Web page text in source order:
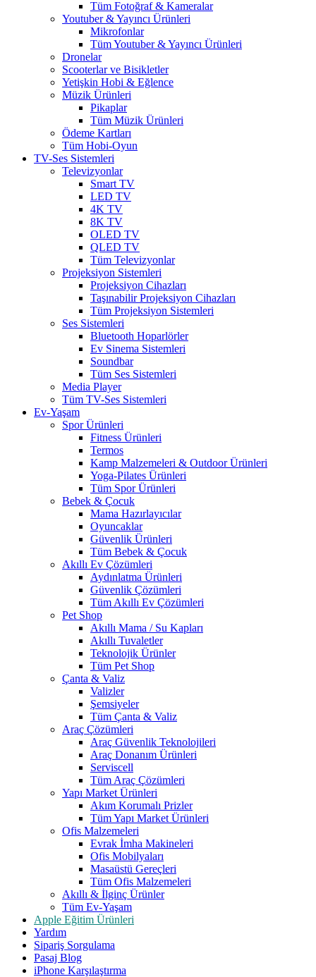
Tüm Fotoğraf & Kameralar
Youtuber & Yayıncı Ürünleri
Mikrofonlar
Tüm Youtuber & Yayıncı Ürünleri
Dronelar
Scooterlar ve Bisikletler
Yetişkin Hobi & Eğlence
Müzik Ürünleri
Pikaplar
Tüm Müzik Ürünleri
Ödeme Kartları
Tüm Hobi-Oyun
TV-Ses Sistemleri
Televizyonlar
Smart TV
LED TV
4K TV
8K TV
OLED TV
QLED TV
Tüm Televizyonlar
Projeksiyon Sistemleri
Projeksiyon Cihazları
Taşınabilir Projeksiyon Cihazları
Tüm Projeksiyon Sistemleri
Ses Sistemleri
Bluetooth Hoparlörler
Ev Sinema Sistemleri
Soundbar
Tüm Ses Sistemleri
Media Player
Tüm TV-Ses Sistemleri
Ev-Yaşam
Spor Ürünleri
Fitness Ürünleri
Termos
Kamp Malzemeleri & Outdoor Ürünleri
Yoga-Pilates Ürünleri
Tüm Spor Ürünleri
Bebek & Çocuk
Mama Hazırlayıcılar
Oyuncaklar
Güvenlik Ürünleri
Tüm Bebek & Çocuk
Akıllı Ev Çözümleri
Aydınlatma Ürünleri
Güvenlik Çözümleri
Tüm Akıllı Ev Çözümleri
Pet Shop
Akıllı Mama / Su Kapları
Akıllı Tuvaletler
Teknolojik Ürünler
Tüm Pet Shop
Çanta & Valiz
Valizler
Şemsiyeler
Tüm Çanta & Valiz
Araç Çözümleri
Araç Güvenlik Teknolojileri
Araç Donanım Ürünleri
Serviscell
Tüm Araç Çözümleri
Yapı Market Ürünleri
Akım Korumalı Prizler
Tüm Yapı Market Ürünleri
Ofis Malzemeleri
Evrak İmha Makineleri
Ofis Mobilyaları
Masaüstü Gereçleri
Tüm Ofis Malzemeleri
Akıllı & İlginç Ürünler
Tüm Ev-Yaşam
Apple Eğitim Ürünleri
Yardım
Sipariş Sorgulama
Pasaj Blog
iPhone Karşılaştırma